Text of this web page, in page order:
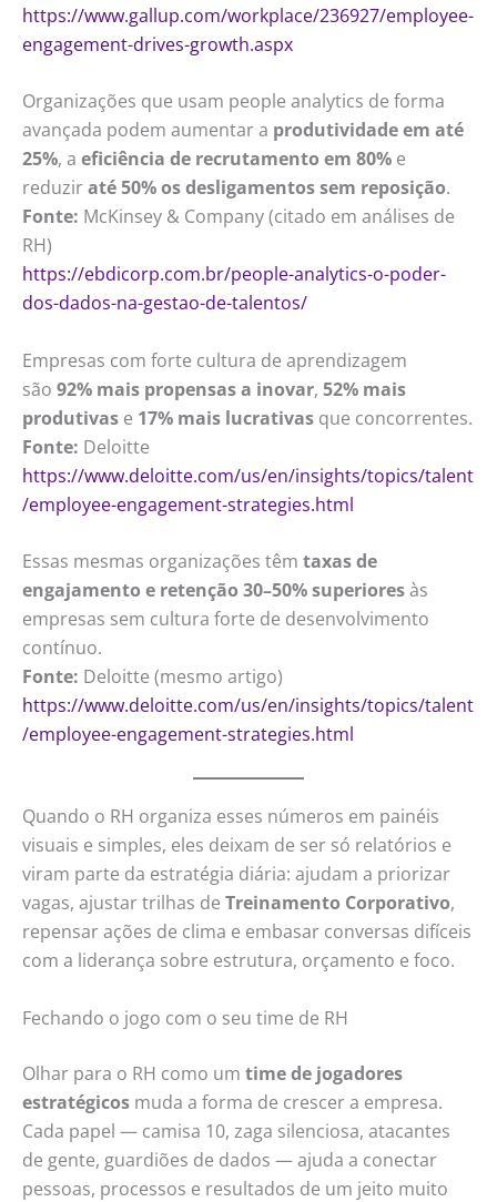
https://www.gallup.com/workplace/236927/employee-
engagement-drives-growth.aspx
Organizações que usam people analytics de forma
avançada podem aumentar a produtividade em até
25%, a eficiência de recrutamento em 80% e
reduziraté 50% os desligamentos sem reposição.
Fonte: McKinsey & Company (citado em análises de
RH)
https://ebdicorp.com.br/people-analytics-o-poder-
dos-dados-na-gestao-de-talentos/
Empresas com forte cultura de aprendizagem
são 92% mais propensas a inovar, 52% mais
produtivas e 17% mais lucrativas que concorrentes.
Fonte: Deloitte
https://www.deloitte.com/us/en/insights/topics/talent
/employee-engagement-strategies.html
Essas mesmas organizações têm taxas de
engajamento e retenção 30–50% superioresàs
empresas sem cultura forte de desenvolvimento
contínuo.
Fonte: Deloitte (mesmo artigo)
https://www.deloitte.com/us/en/insights/topics/talent
/employee-engagement-strategies.html
Quando o RH organiza esses números em painéis
visuais e simples, eles deixam de ser só relatórios e
viram parte da estratégia diária: ajudam a priorizar
vagas, ajustar trilhas de Treinamento Corporativo,
repensar ações de clima e embasar conversas difíceis
com a liderança sobre estrutura, orçamento e foco.
Fechando o jogo com o seu time de RH
Olhar para o RH como um time de jogadores
estratégicos muda a forma de crescer a empresa.
Cada papel — camisa 10, zaga silenciosa, atacantes
de gente, guardiões de dados — ajuda a conectar
pessoas, processos e resultados de um jeito muito